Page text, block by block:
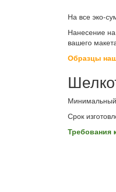
На все эко-
Нанесение
вашего
Образцы
Минимальный
Срок
Требования